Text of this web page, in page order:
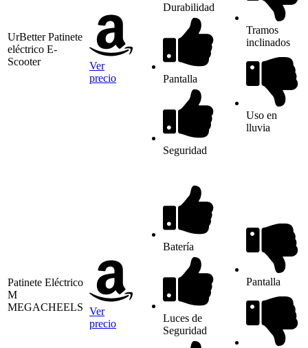
UrBetter Patinete
eléctrico E-
Scooter
Ver
precio
Durabilidad
Pantalla
Seguridad
Tramos
inclinados
Uso en
lluvia
Patinete Eléctrico
M
MEGACHEELS Ver
precio
Batería
Luces de
Seguridad
Pantalla